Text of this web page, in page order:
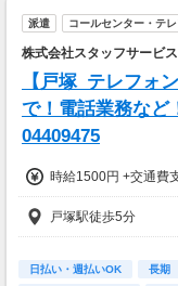
派遣 コールセンター・テ
株式会社スタッフサービ
【戸塚_テレフォ
で！電話業務など
04409475
時給1500円 +交通費
戸塚駅徒歩5分
日払い・週払いOK 長期